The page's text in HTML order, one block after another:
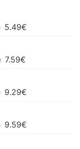
5.49€
7.59€
9.29€
9.59€